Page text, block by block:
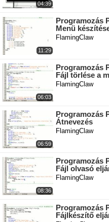
04:39
11:29
Programozás
Menü
FlamingClaw
06:03
Programozás
Fájl törlése a
FlamingClaw
06:59
Programozás
Átnevezés
FlamingClaw
08:36
Programozás
Fájl olvasó
FlamingClaw
Programozás
Fájlkészítő